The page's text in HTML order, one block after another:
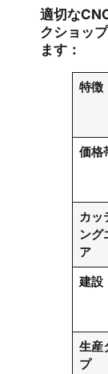
適切な
クショッ
ます：
特徴
価格
カッ
ング
ア
建設
生産
プ